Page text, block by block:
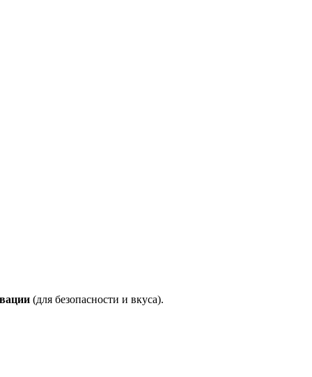
(для безопасности и вкуса).